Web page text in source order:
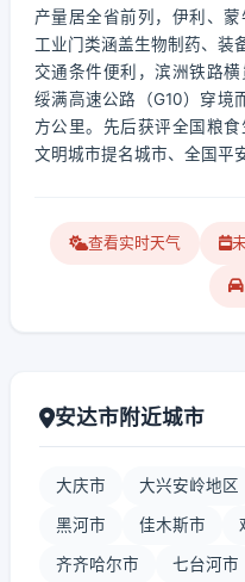
产量居全省前列，伊利、蒙
工业门类涵盖生物制药、装
交通条件便利，滨洲铁路横
绥满高速公路（G10）穿境
方公里。先后获评全国粮
文明城市提名城市、全国平
查看实时天气
安达市附近城市
大庆市 大兴安岭地区
黑河市 佳木斯市
齐齐哈尔市 七台河市